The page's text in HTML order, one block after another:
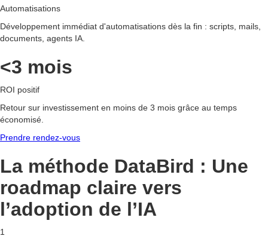
Automatisations
Développement immédiat d'automatisations dès la fin : scripts, mails,
documents, agents IA.
<3 mois
ROI positif
Retour sur investissement en moins de 3 mois grâce au temps
économisé.
Prendre rendez-vous
La méthode DataBird : Une
roadmap claire vers
l’adoption de l’IA
1